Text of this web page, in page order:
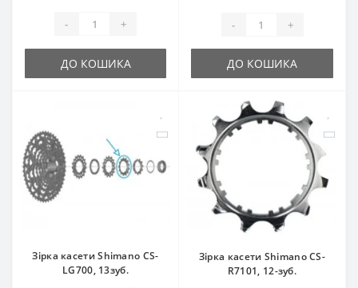
- +
ДО КОШИКА
- +
ДО КОШИКА
Зірка касети Shimano CS-
LG700, 13зуб.
Зірка касети Shimano CS-
R7101, 12-зуб.